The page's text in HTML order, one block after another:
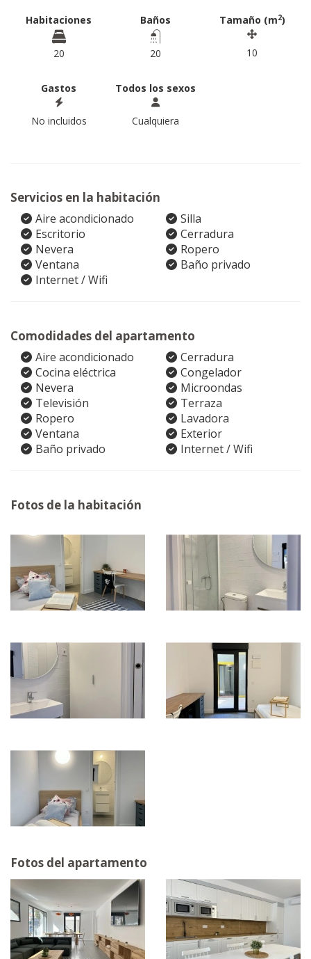
Habitaciones
20
Baños
20
Tamaño (m2)
10
Gastos
No incluidos
Todos los sexos
Cualquiera
Servicios en la habitación
Aire acondicionado
Silla
Escritorio
Cerradura
Nevera
Ropero
Ventana
Baño privado
Internet / Wifi
Comodidades del apartamento
Aire acondicionado
Cerradura
Cocina eléctrica
Congelador
Nevera
Microondas
Televisión
Terraza
Ropero
Lavadora
Ventana
Exterior
Baño privado
Internet / Wifi
Fotos de la habitación
Fotos del apartamento